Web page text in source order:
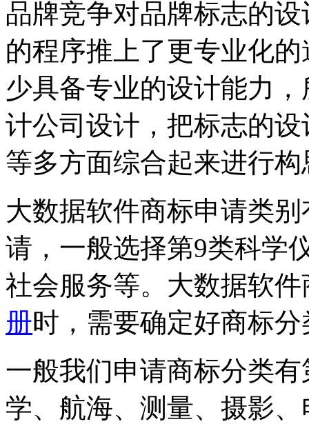
品牌竞争对品牌标志的
的程序推上了更专业化
少具备专业的设计能力
计公司设计，把标志的
等多方面综合起来进行
大数据软件商标申请类
请，一般选择第9类科学
社会服务等。大数据软
册时，需要确定好商标分
一般我们申请商标分类
学、航海、测量、摄影